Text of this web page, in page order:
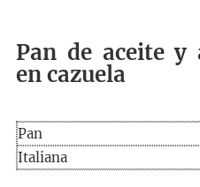
Pan de aceite y
en cazuela
Pan
Italiana